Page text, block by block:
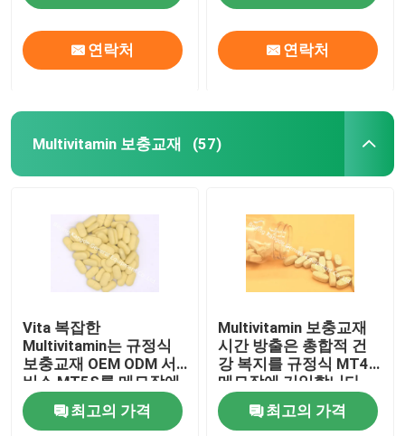
연락처 연락처
Multivitamin 보충교재 (57)
Vita 복잡한
Multivitamin는 규정식
보충교재 OEM ODM 서
비스 MT5S를 메모장에
기입합니다
최고의 가격
Multivitamin 보충교재
시간 방출은 총합적 건
강 복지를 규정식 MT4E
메모장에 기입합니다
최고의 가격